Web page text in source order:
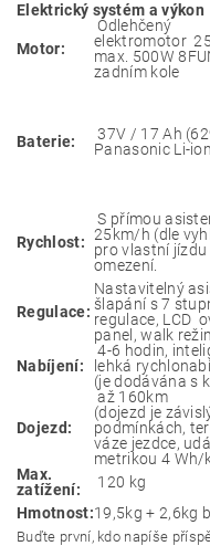
Elektrický systém a výkon
Motor:
Odlehčený
elektromotor
max. 500W
zadním kole
Baterie:
37V / 17 Ah
Panasonic Li-ion
Rychlost:
S přímou
25km/h (dle
pro vlastní jízdu
omezení.
Regulace:
Nastavitelný
šlapání s 7
regulace, LCD
panel, walk
Nabíjení:
4-6 hodin,
lehká
(je dodávána s
Dojezd:
až 160km
(dojezd je
podmínkách,
váze jezdce,
metrikou 4 Wh/
Max.
zatížení:
120 kg
Hmotnost:19,5kg + 2,6kg
Buďte první, kdo napíše